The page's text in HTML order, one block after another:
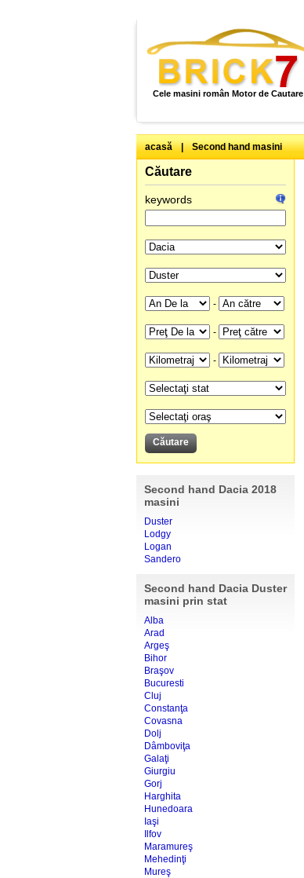
Cele masini român Motor de Cautare
acasă | Second hand masini
Căutare
keywords
-
-
-
Second hand Dacia 2018
masini
Duster
Lodgy
Logan
Sandero
Second hand Dacia Duster
masini prin stat
Alba
Arad
Argeş
Bihor
Braşov
Bucuresti
Cluj
Constanţa
Covasna
Dolj
Dâmboviţa
Galaţi
Giurgiu
Gorj
Harghita
Hunedoara
Iaşi
Ilfov
Maramureş
Mehedinţi
Mureş